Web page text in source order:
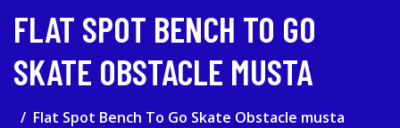
FLAT SPOT BENCH TO GO
SKATE OBSTACLE MUSTA
Flat Spot Bench To Go Skate Obstacle musta